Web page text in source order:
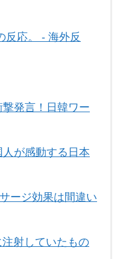
反応。 - 海外反
発言！日韓ワー
が感動する日本
ージ効果は間違い
射していたもの